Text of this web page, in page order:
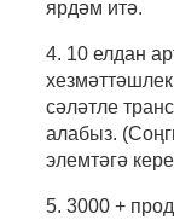
ярдәм итә.
4. 10 елдан
сәләтле
алабыз.
элемтәгә
5. 3000 +